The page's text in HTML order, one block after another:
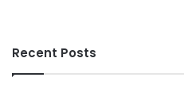
Recent Posts